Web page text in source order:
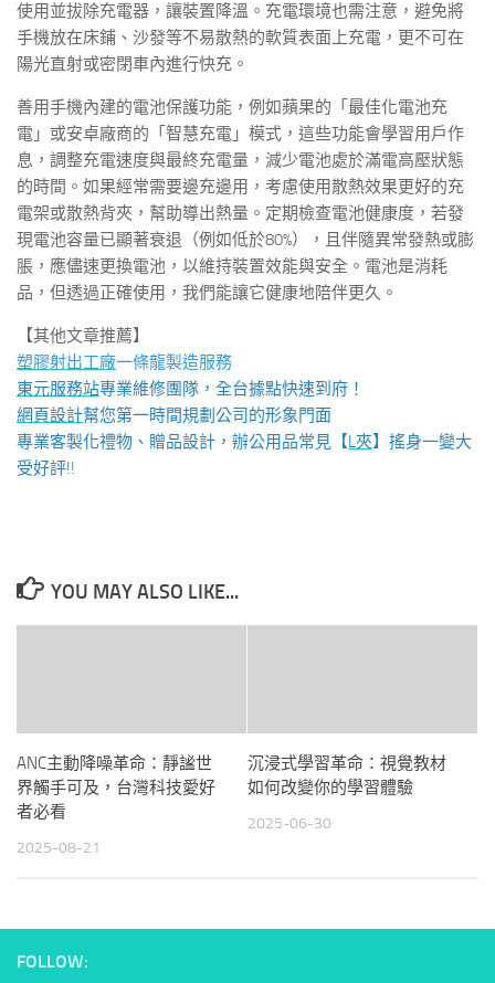
使用並拔除充電器，讓裝置降溫。充電環境也需注意，避免將
手機放在床鋪、沙發等不易散熱的軟質表面上充電，更不可在
陽光直射或密閉車內進行快充。
善用手機內建的電池保護功能，例如蘋果的「最佳化電池充
電」或安卓廠商的「智慧充電」模式，這些功能會學習用戶作
息，調整充電速度與最終充電量，減少電池處於滿電高壓狀態
的時間。如果經常需要邊充邊用，考慮使用散熱效果更好的充
電架或散熱背夾，幫助導出熱量。定期檢查電池健康度，若發
現電池容量已顯著衰退（例如低於80%），且伴隨異常發熱或膨
脹，應儘速更換電池，以維持裝置效能與安全。電池是消耗
品，但透過正確使用，我們能讓它健康地陪伴更久。
【其他文章推薦】
塑膠射出工廠一條龍製造服務
東元服務站專業維修團隊，全台據點快速到府！
網頁設計幫您第一時間規劃公司的形象門面
專業客製化禮物、贈品設計，辦公用品常見【L夾】搖身一變大
受好評!!
YOU MAY ALSO LIKE...
ANC主動降噪革命：靜謐世
界觸手可及，台灣科技愛好
者必看
2025-08-21
沉浸式學習革命：視覺教材
如何改變你的學習體驗
2025-06-30
FOLLOW: